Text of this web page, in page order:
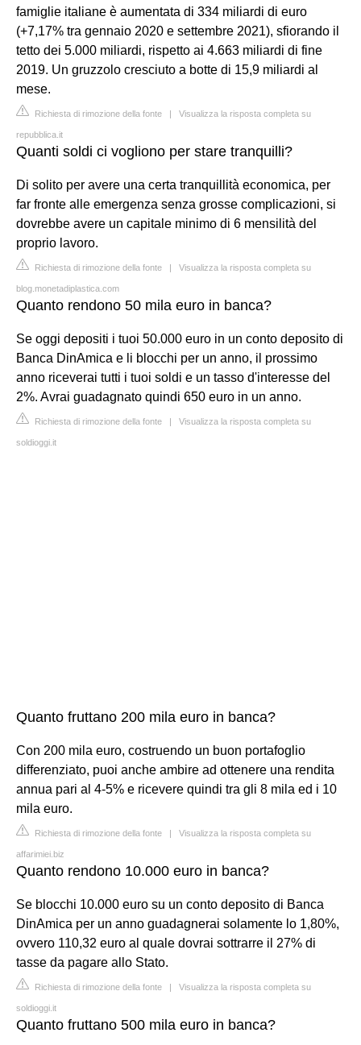
famiglie italiane è aumentata di 334 miliardi di euro
(+7,17% tra gennaio 2020 e settembre 2021), sfiorando il
tetto dei 5.000 miliardi, rispetto ai 4.663 miliardi di fine
2019. Un gruzzolo cresciuto a botte di 15,9 miliardi al
mese.
Richiesta di rimozione della fonte | Visualizza la risposta completa su
repubblica.it
Quanti soldi ci vogliono per stare tranquilli?
Di solito per avere una certa tranquillità economica, per
far fronte alle emergenza senza grosse complicazioni, si
dovrebbe avere un capitale minimo di 6 mensilità del
proprio lavoro.
Richiesta di rimozione della fonte | Visualizza la risposta completa su
blog.monetadiplastica.com
Quanto rendono 50 mila euro in banca?
Se oggi depositi i tuoi 50.000 euro in un conto deposito di
Banca DinAmica e li blocchi per un anno, il prossimo
anno riceverai tutti i tuoi soldi e un tasso d'interesse del
2%. Avrai guadagnato quindi 650 euro in un anno.
Richiesta di rimozione della fonte | Visualizza la risposta completa su
soldioggi.it
Quanto fruttano 200 mila euro in banca?
Con 200 mila euro, costruendo un buon portafoglio
differenziato, puoi anche ambire ad ottenere una rendita
annua pari al 4-5% e ricevere quindi tra gli 8 mila ed i 10
mila euro.
Richiesta di rimozione della fonte | Visualizza la risposta completa su
affarimiei.biz
Quanto rendono 10.000 euro in banca?
Se blocchi 10.000 euro su un conto deposito di Banca
DinAmica per un anno guadagnerai solamente lo 1,80%,
ovvero 110,32 euro al quale dovrai sottrarre il 27% di
tasse da pagare allo Stato.
Richiesta di rimozione della fonte | Visualizza la risposta completa su
soldioggi.it
Quanto fruttano 500 mila euro in banca?